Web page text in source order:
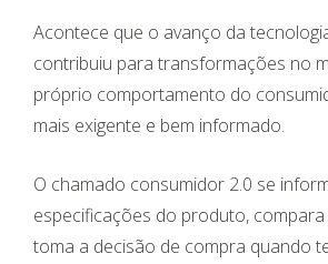
Acontece que o avanço da
contribuiu para transformações no
próprio comportamento do
mais exigente e bem informado.
O chamado consumidor 2.0 se
especificações do produto,
toma a decisão de compra quando